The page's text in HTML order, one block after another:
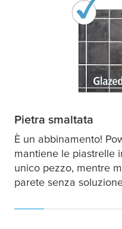
Pietra smaltata
È un abbinamento!
mantiene le piastrelle
unico pezzo, mentre
parete senza